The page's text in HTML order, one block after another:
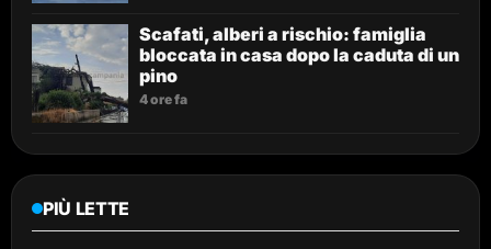
Scafati, alberi a rischio: famiglia
bloccata in casa dopo la caduta di un
pino
4 ore fa
PIÙ LETTE